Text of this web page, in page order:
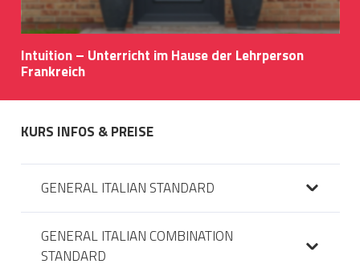
Intuition – Unterricht im Hause der Lehrperson
Frankreich
KURS INFOS & PREISE
GENERAL ITALIAN STANDARD
GENERAL ITALIAN COMBINATION
STANDARD